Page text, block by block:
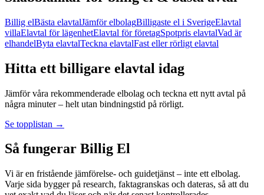
Billig elBästa elavtalJämför elbolagBilligaste el i SverigeElavtal
villaElavtal för lägenhetElavtal för företagSpotpris elavtalVad är
elhandelByta elavtalTeckna elavtalFast eller rörligt elavtal
Hitta ett billigare elavtal idag
Jämför våra rekommenderade elbolag och teckna ett nytt avtal på
några minuter – helt utan bindningstid på rörligt.
Se topplistan →
Så fungerar Billig El
Vi är en fristående jämförelse- och guidetjänst – inte ett elbolag.
Varje sida bygger på research, faktagranskas och dateras, så att du